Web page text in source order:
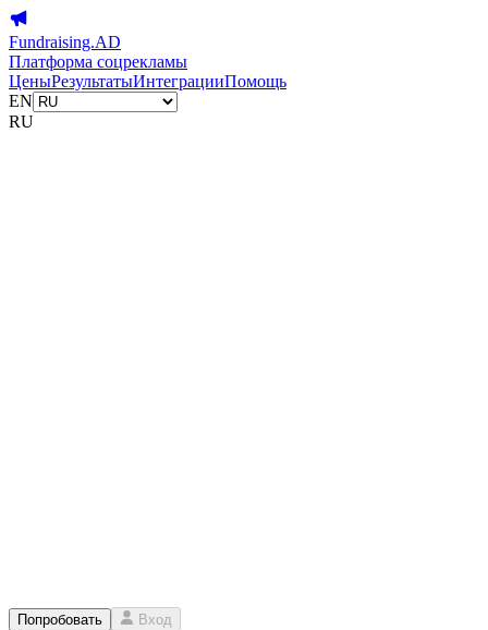
Fundraising.AD
Платформа соцрекламы
ЦеныРезультатыИнтеграцииПомощь
EN
RU
Попробовать Вход